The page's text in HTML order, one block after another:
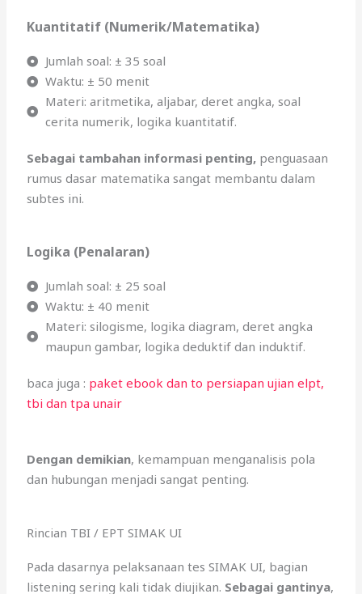
Kuantitatif (Numerik/Matematika)
Jumlah soal: ± 35 soal
Waktu: ± 50 menit
Materi: aritmetika, aljabar, deret angka, soal
cerita numerik, logika kuantitatif.
Sebagai tambahan informasi penting, penguasaan
rumus dasar matematika sangat membantu dalam
subtes ini.
Logika (Penalaran)
Jumlah soal: ± 25 soal
Waktu: ± 40 menit
Materi: silogisme, logika diagram, deret angka
maupun gambar, logika deduktif dan induktif.
baca juga : paket ebook dan to persiapan ujian elpt,
tbi dan tpa unair
Dengan demikian, kemampuan menganalisis pola
dan hubungan menjadi sangat penting.
Rincian TBI / EPT SIMAK UI
Pada dasarnya pelaksanaan tes SIMAK UI, bagian
listening sering kali tidak diujikan. Sebagai gantinya,